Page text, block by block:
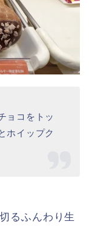
すがお気に入
♡
もド
」も進化